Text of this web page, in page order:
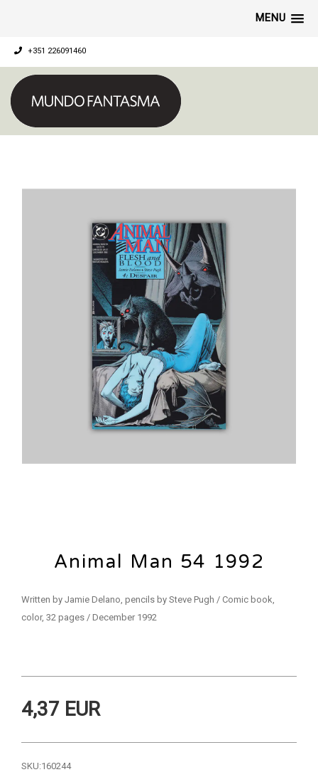
MENU
+351 226091460
Animal Man 54 1992
Written by Jamie Delano, pencils by Steve Pugh / Comic book,
color, 32 pages / December 1992
4,37 EUR
SKU:160244